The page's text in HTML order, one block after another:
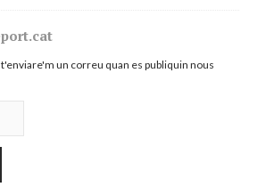
un correu quan es publiquin nous